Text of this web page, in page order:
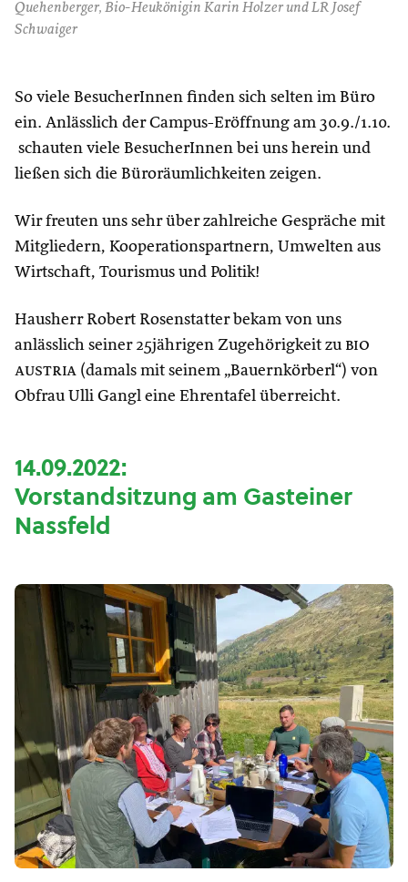
Quehenberger, Bio-Heukönigin Karin Holzer und LR Josef
Schwaiger
So viele BesucherInnen finden sich selten im Büro
ein. Anlässlich der Campus-Eröffnung am 30.9./1.10.
schauten viele BesucherInnen bei uns herein und
ließen sich die Büroräumlichkeiten zeigen.
Wir freuten uns sehr über zahlreiche Gespräche mit
Mitgliedern, Kooperationspartnern, Umwelten aus
Wirtschaft, Tourismus und Politik!
Hausherr Robert Rosenstatter bekam von uns
anlässlich seiner 25jährigen Zugehörigkeit zu bio
austria (damals mit seinem „Bauernkörberl“) von
Obfrau Ulli Gangl eine Ehrentafel überreicht.
14.09.2022:
Vorstandsitzung am Gasteiner
Nassfeld